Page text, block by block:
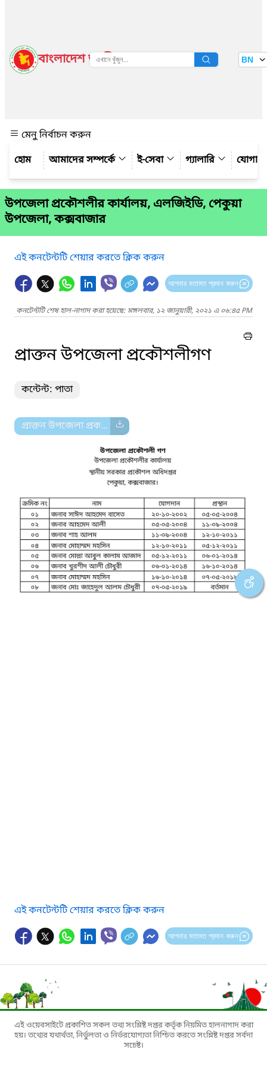
বাংলাদেশ জাতীয় তথ্য বাতায়ন BN
মেনু নির্বাচন করুন
আমাদের সম্পর্কে
ই-সেবা গ্যালারি
উপজেলা প্রকৌশলীর কার্যালয়, এলজিইডি, পেকুয়া
উপজেলা, কক্সবাজার
এই কনটেন্টটি শেয়ার করতে ক্লিক করুন
আপনার মতামত প্রদান করুন
কনটেন্টটি শেষ হাল-নাগাদ করা হয়েছে: মঙ্গলবার, ১২ জানুয়ারী, ২০২১ এ ০৬:৪৫ PM
প্রাক্তন উপজেলা প্রকৌশলীগণ
কন্টেন্ট: পাতা
প্রাক্তন উপজেলা প্রক...
এই কনটেন্টটি শেয়ার করতে ক্লিক করুন
আপনার মতামত প্রদান করুন
এই ওয়েবসাইটে প্রকাশিত সকল তথ্য সংশ্লিষ্ট দপ্তর কর্তৃক নিয়মিত হালনাগাদ করা
হয়। তথ্যের যথার্থতা, নির্ভুলতা ও নির্ভরযোগ্যতা নিশ্চিত করতে সংশ্লিষ্ট দপ্তর সর্বদা
সচেষ্ট।